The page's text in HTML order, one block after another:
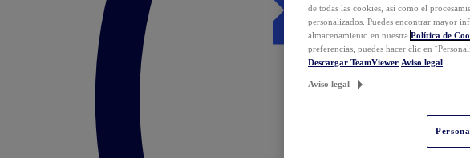
de todas las cookies, así como el
personalizados. Puedes encontrar mayor
almacenamiento en nuestra Política de
preferencias, puedes hacer clic en
Descargar TeamViewer Aviso legal
Aviso legal